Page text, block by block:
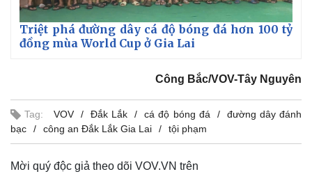
Triệt phá đường dây cá độ bóng đá hơn 100 tỷ
đồng mùa World Cup ở Gia Lai
Công Bắc/VOV-Tây Nguyên
Tag: VOV Đắk Lắk cá độ bóng đá
đường dây đánh
bạc
công an Đắk Lắk Gia Lai tội phạm
Mời quý độc giả theo dõi VOV.VN trên